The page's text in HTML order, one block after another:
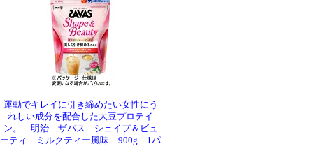
運動でキレイに引き締めたい女性にう
れしい成分を配合した大豆プロテイ
ン。 明治 ザバス シェイプ＆ビュ
ーティ ミルクティー風味 900g 1パ